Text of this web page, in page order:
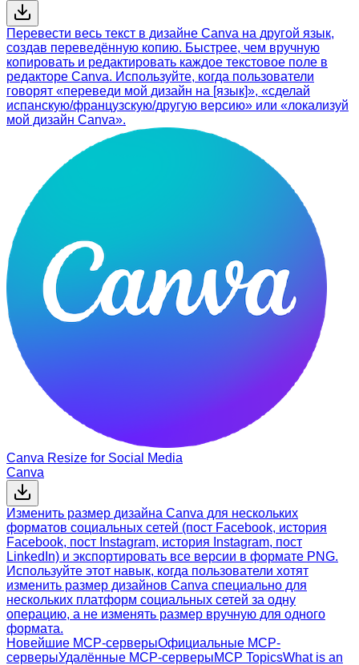
Перевести весь текст в дизайне Canva на другой язык,
создав переведённую копию. Быстрее, чем вручную
копировать и редактировать каждое текстовое поле в
редакторе Canva. Используйте, когда пользователи
говорят «переведи мой дизайн на [язык]», «сделай
испанскую/французскую/другую версию» или «локализуй
мой дизайн Canva».
Canva Resize for Social Media
Canva
Изменить размер дизайна Canva для нескольких
форматов социальных сетей (пост Facebook, история
Facebook, пост Instagram, история Instagram, пост
LinkedIn) и экспортировать все версии в формате PNG.
Используйте этот навык, когда пользователи хотят
изменить размер дизайнов Canva специально для
нескольких платформ социальных сетей за одну
операцию, а не изменять размер вручную для одного
формата.
Новейшие MCP-серверыОфициальные MCP-
серверыУдалённые MCP-серверыMCP TopicsWhat is an